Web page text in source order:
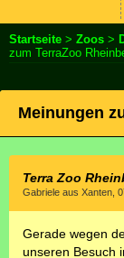
Startseite > Zoos >
zum TerraZoo
Meinungen
Terra Zoo
Gabriele aus Xanten,
Gerade wegen
unseren Besuch